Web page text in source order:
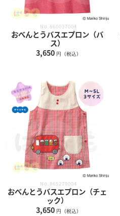
No.860037004
おべんとうバスエプロン（バ
ス）
3,650 円（税込）
No.865279004
おべんとうバスエプロン（チェ
ック）
3,650 円（税込）